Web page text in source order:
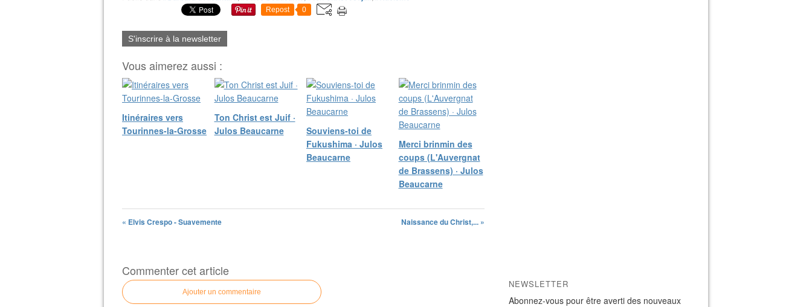
Repost 0
S'inscrire à la newsletter
Vous aimerez aussi :
Itinéraires vers
Tourinnes-la-Grosse
Ton Christ est Juif ·
Julos Beaucarne
Souviens-toi de
Fukushima · Julos
Beaucarne
Merci brinmin des
coups (L'Auvergnat
de Brassens) · Julos
Beaucarne
« Elvis Crespo - Suavemente Naissance du Christ,... »
Commenter cet article
Ajouter un commentaire
NEWSLETTER
Abonnez-vous pour être averti des nouveaux